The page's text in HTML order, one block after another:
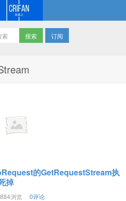
订阅
的GetRequestStream执
掉
浏览 0评论